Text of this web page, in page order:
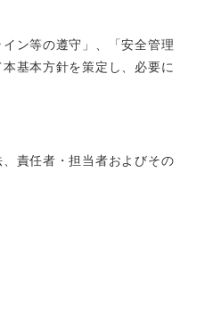
ン等の遵守」、「安全管理
基本方針を策定し、必要に
責任者・担当者およびその